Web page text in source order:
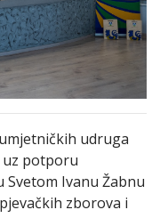
udruga
uz potporu
Ivanu Žabnu
zborova i